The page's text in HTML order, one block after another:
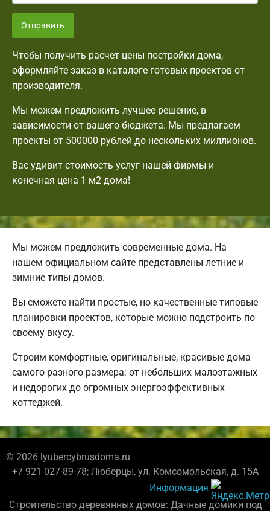
Отправить
Чтобы получить расчет цены постройки дома,
оформляйте заказ в каталоге готовых проектов от
производителя.
Мы можем предложить лучшее решение, в
зависимости от вашего бюджета. Мы предлагаем
проекты от 500000 рублей до нескольких миллионов.
Вас удивит стоимость услуг нашей фирмы и
конечная цена 1 м2 дома!
Мы можем предложить современные дома. На
нашем официальном сайте представлены летние и
зимние типы домов.
Вы сможете найти простые, но качественные типовые
планировки проектов, которые можно подстроить по
своему вкусу.
Строим комфортные, оригинальные, красивые дома
самого разного размера: от небольших малоэтажных
и недорогих до огромных энергоэффективных
коттеджей.
© 2026 lyubercybrusdoma.ru
+7 921 027-89-78; Люберцы, ул. Комсомольская, д. 15А
Информация
Строительство деревянных домов: Дачные домики под